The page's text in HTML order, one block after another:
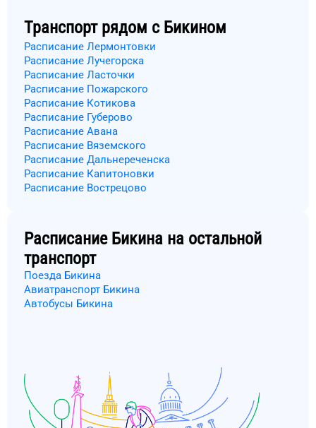
Транспорт рядом с Бикином
Расписание Лермонтовки
Расписание Лучегорска
Расписание Ласточки
Расписание Пожарского
Расписание Котикова
Расписание Губерово
Расписание Авана
Расписание Вяземского
Расписание Дальнереченска
Расписание Капитоновки
Расписание Вострецово
Расписание Бикина на остальной
транспорт
Поезда Бикина
Авиатранспорт Бикина
Автобусы Бикина